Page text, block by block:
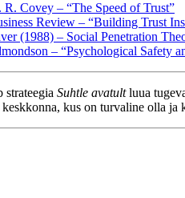
R. Covey – “The Speed of Trust”
Review – “Building Trust
(1988) – Social Penetration
– “Psychological Safety
strateegia Suhtle avatultluua
kus on turvaline olla ja